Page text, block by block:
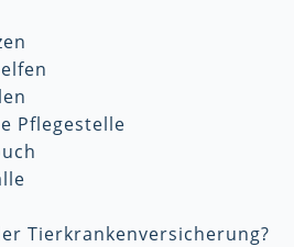
Pflegestelle
Tierkrankenversicherung?